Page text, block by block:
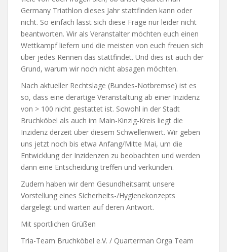
Germany Triathlon dieses Jahr stattfinden kann oder
nicht. So einfach lässt sich diese Frage nur leider nicht
beantworten. Wir als Veranstalter möchten euch einen
Wettkampf liefern und die meisten von euch freuen sich
über jedes Rennen das stattfindet. Und dies ist auch der
Grund, warum wir noch nicht absagen möchten.
Nach aktueller Rechtslage (Bundes-Notbremse) ist es
so, dass eine derartige Veranstaltung ab einer Inzidenz
von > 100 nicht gestattet ist. Sowohl in der Stadt
Bruchköbel als auch im Main-Kinzig-Kreis liegt die
Inzidenz derzeit über diesem Schwellenwert. Wir geben
uns jetzt noch bis etwa Anfang/Mitte Mai, um die
Entwicklung der Inzidenzen zu beobachten und werden
dann eine Entscheidung treffen und verkünden.
Zudem haben wir dem Gesundheitsamt unsere
Vorstellung eines Sicherheits-/Hygienekonzepts
dargelegt und warten auf deren Antwort.
Mit sportlichen Grüßen
Tria-Team Bruchköbel e.V. / Quarterman Orga Team